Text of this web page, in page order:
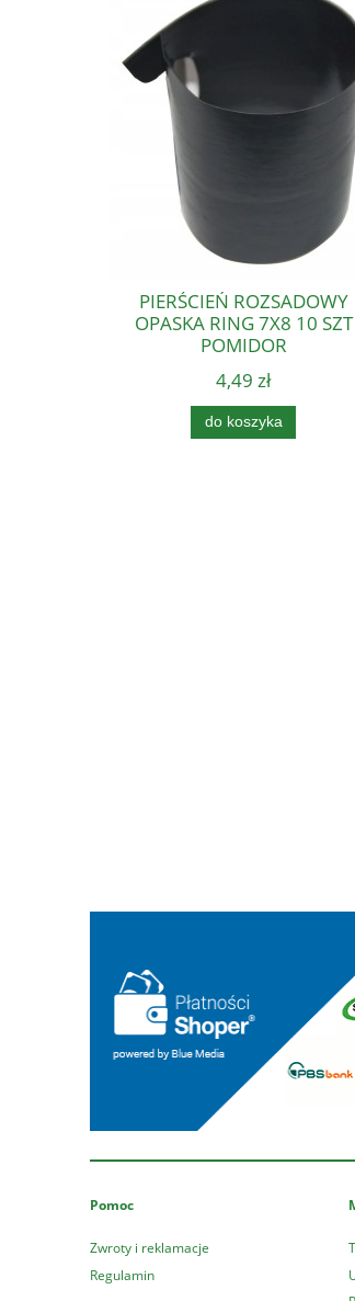
PIERŚCIEŃ ROZSADOWY
OPASKA RING 7X8 10 SZT
POMIDOR
4,49 zł
do koszyka
Pomoc
Zwroty i reklamacje
Regulamin